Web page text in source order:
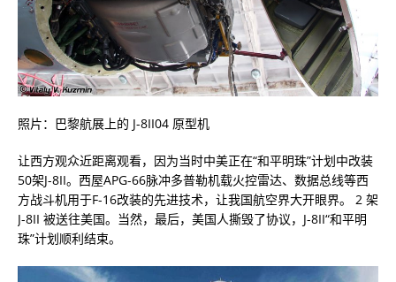
照片：巴黎航展上的 J-8II04 原型机
让西方观众近距离观看，因为当时中美正在“和平明珠”计划中改装
50架J-8II。西屋APG-66脉冲多普勒机载火控雷达、数据总线等西
方战斗机用于F-16改装的先进技术，让我国航空界大开眼界。 2 架
J-8II 被送往美国。当然，最后，美国人撕毁了协议，J-8II“和平明
珠”计划顺利结束。